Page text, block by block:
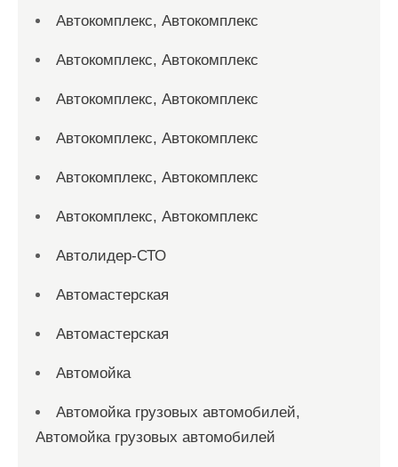
Автокомплекс, Автокомплекс
Автокомплекс, Автокомплекс
Автокомплекс, Автокомплекс
Автокомплекс, Автокомплекс
Автокомплекс, Автокомплекс
Автокомплекс, Автокомплекс
Автолидер-СТО
Автомастерская
Автомастерская
Автомойка
Автомойка грузовых автомобилей,
Автомойка грузовых автомобилей